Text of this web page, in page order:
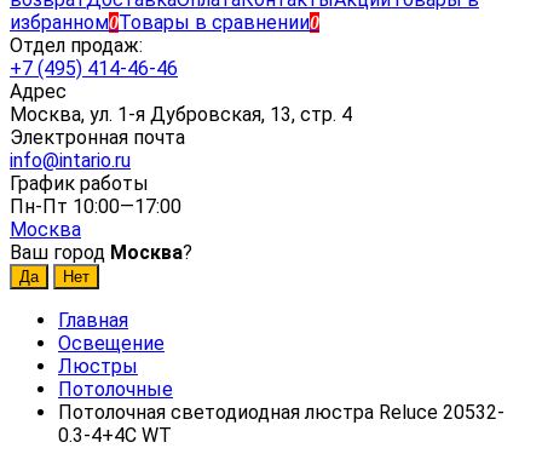
избранном0Товары в сравнении0
Отдел продаж:
+7 (495) 414-46-46
Адрес
Москва, ул. 1-я Дубровская, 13, стр. 4
Электронная почта
info@intario.ru
График работы
Пн-Пт 10:00—17:00
Москва
Ваш город Москва?
Главная
Освещение
Люстры
Потолочные
Потолочная светодиодная люстра Reluce 20532-
0.3-4+4C WT